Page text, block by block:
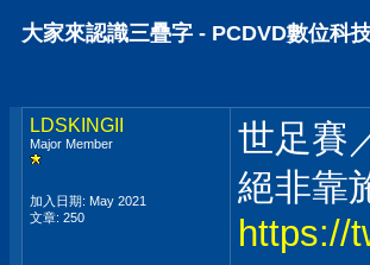
大家來認識三疊字 - PCDVD數位科
LDSKINGII
Major Member
加入日期: May 2021
文章: 250
世足賽
絕非靠
https://